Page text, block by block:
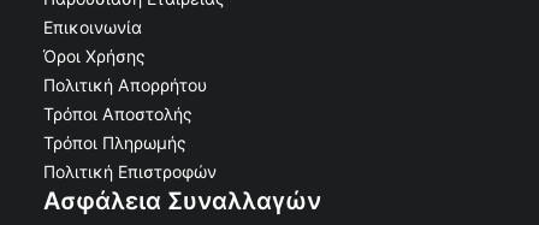
Επικοινωνία
Όροι Χρήσης
Πολιτική Απορρήτου
Τρόποι Αποστολής
Τρόποι Πληρωμής
Πολιτική Επιστροφών
Ασφάλεια Συναλλαγών